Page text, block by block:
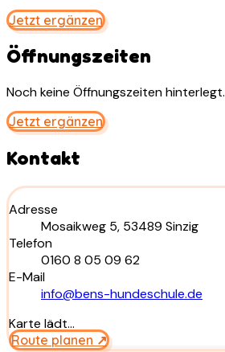
Jetzt ergänzen
Öffnungszeiten
Noch keine Öffnungszeiten hinterlegt.
Jetzt ergänzen
Kontakt
Adresse
Mosaikweg 5, 53489 Sinzig
Telefon
0160 8 05 09 62
E-Mail
info@bens-hundeschule.de
Karte lädt…
Route planen ↗